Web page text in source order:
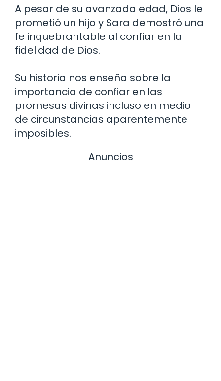
A pesar de su avanzada edad, Dios le
prometió un hijo y Sara demostró una
fe inquebrantable al confiar en la
fidelidad de Dios.
Su historia nos enseña sobre la
importancia de confiar en las
promesas divinas incluso en medio
de circunstancias aparentemente
imposibles.
Anuncios